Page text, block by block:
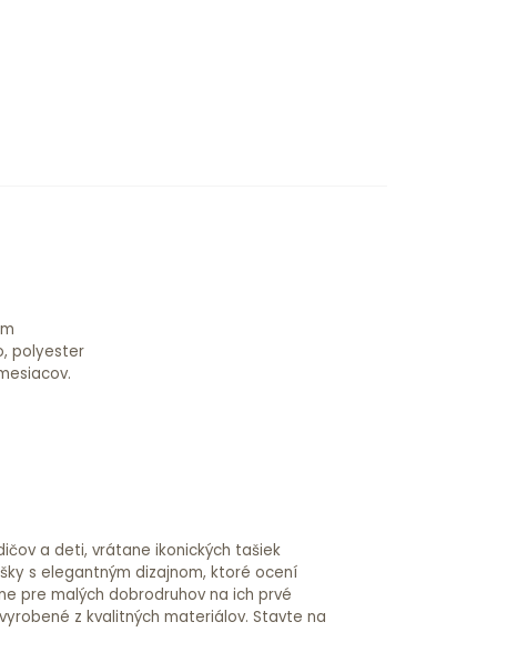
polyester
a deti, vrátane ikonických tašiek
s elegantným dizajnom, ktoré ocení
pre malých dobrodruhov na ich prvé
z kvalitných materiálov. Stavte na